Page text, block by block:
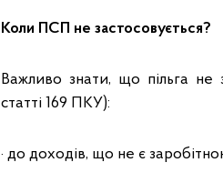
Коли ПСП не застосовується?
Важливо знати, що пільга не
статті 169 ПКУ):
· до доходів, що не є